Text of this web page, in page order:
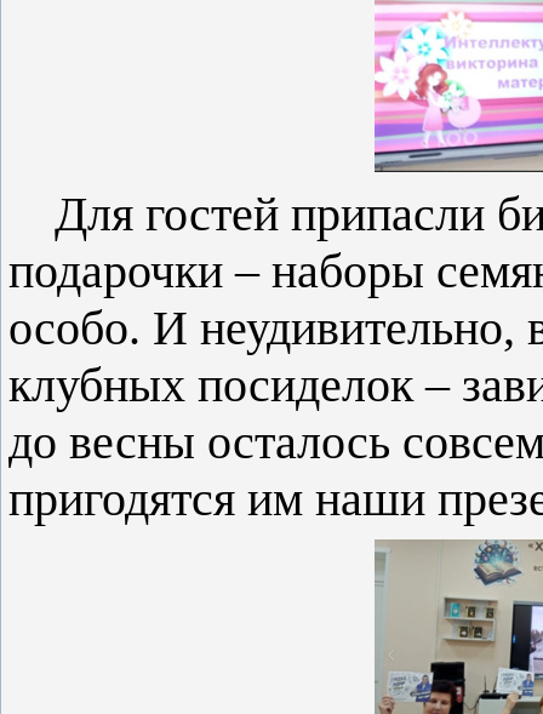
Для гостей припасли
подарочки – наборы
особо. И неудивительно,
клубных посиделок –
до весны осталось
пригодятся им наши